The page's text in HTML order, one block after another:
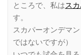
ところで、私はス
す。
スカパーオンデマ
ではないですが）